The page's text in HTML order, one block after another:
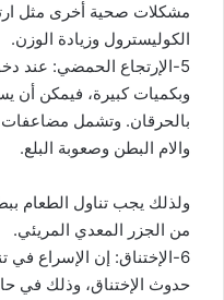
مشكلات صحية أخرى مثل
الكوليسترول وزيادة الوزن.
5-الإرتجاع الحمضي: عند
وبكميات كبيرة، فيمكن أن
بالحرقان. وتشمل مضاعفات
والام البطن وصعوبة البلع.
ولذلك يجب تناول الطعام
من الجزر المعدي المريئي.
6-الإختناق: إن الإسراع
حدوث الإختناق، وذلك في